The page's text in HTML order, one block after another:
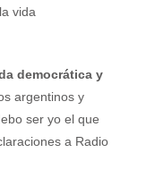
vida
democrática y
argentinos y
ser yo el que
a Radio